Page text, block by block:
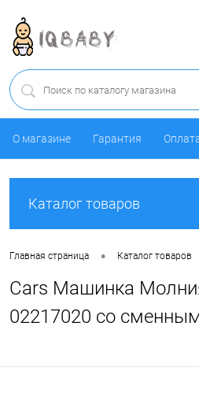
О магазине Гарантия
Каталог товаров
Главная страница • Каталог товаров
Cars Машинка
02217020 со